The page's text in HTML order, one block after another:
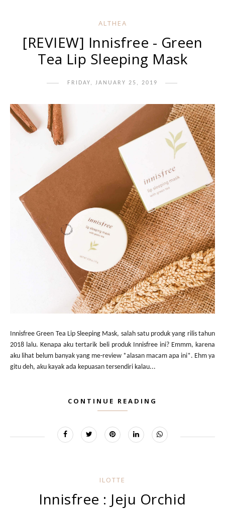
ALTHEA
[REVIEW] Innisfree - Green
Tea Lip Sleeping Mask
FRIDAY, JANUARY 25, 2019
Innisfree Green Tea Lip Sleeping Mask, salah satu produk yang rilis tahun
2018 lalu. Kenapa aku tertarik beli produk Innisfree ini? Emmm, karena
aku lihat belum banyak yang me-review *alasan macam apa ini*. Ehm ya
gitu deh, aku kayak ada kepuasan tersendiri kalau...
CONTINUE READING
ILOTTE
Innisfree : Jeju Orchid